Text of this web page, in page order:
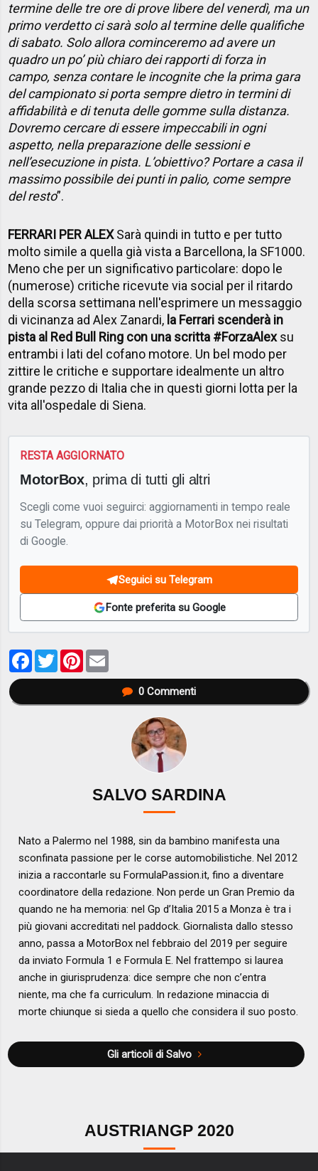
termine delle tre ore di prove libere del venerdì, ma un
primo verdetto ci sarà solo al termine delle qualifiche
di sabato. Solo allora cominceremo ad avere un
quadro un po’ più chiaro dei rapporti di forza in
campo, senza contare le incognite che la prima gara
del campionato si porta sempre dietro in termini di
affidabilità e di tenuta delle gomme sulla distanza.
Dovremo cercare di essere impeccabili in ogni
aspetto, nella preparazione delle sessioni e
nell’esecuzione in pista. L’obiettivo? Portare a casa il
massimo possibile dei punti in palio, come sempre
del resto”.
FERRARI PER ALEXSarà quindi in tutto e per tutto
molto simile a quella già vista a Barcellona, la SF1000.
Meno che per un significativo particolare: dopo le
(numerose) critiche ricevute via social per il ritardo
della scorsa settimana nell'esprimere un messaggio
di vicinanza ad Alex Zanardi, la Ferrari scenderà in
pista al Red Bull Ring con una scritta #ForzaAlexsu
entrambi i lati del cofano motore. Un bel modo per
zittire le critiche e supportare idealmente un altro
grande pezzo di Italia che in questi giorni lotta per la
vita all'ospedale di Siena.
RESTA AGGIORNATO
MotorBox, prima di tutti gli altri
Scegli come vuoi seguirci: aggiornamenti in tempo reale
su Telegram, oppure dai priorità a MotorBox nei risultati
di Google.
Seguici su Telegram
Fonte preferita su Google
Facebook
TwitterPinterest
0Commenti
SALVO SARDINA
Nato a Palermo nel 1988, sin da bambino manifesta una
sconfinata passione per le corse automobilistiche. Nel 2012
inizia a raccontarle su FormulaPassion.it, fino a diventare
coordinatore della redazione. Non perde un Gran Premio da
quando ne ha memoria: nel Gp d’Italia 2015 a Monza è tra i
più giovani accreditati nel paddock. Giornalista dallo stesso
anno, passa a MotorBox nel febbraio del 2019 per seguire
da inviato Formula 1 e Formula E. Nel frattempo si laurea
anche in giurisprudenza: dice sempre che non c’entra
niente, ma che fa curriculum. In redazione minaccia di
morte chiunque si sieda a quello che considera il suo posto.
Gli articoli di Salvo
AUSTRIANGP 2020